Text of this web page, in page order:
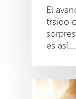
El
traído
es así,…